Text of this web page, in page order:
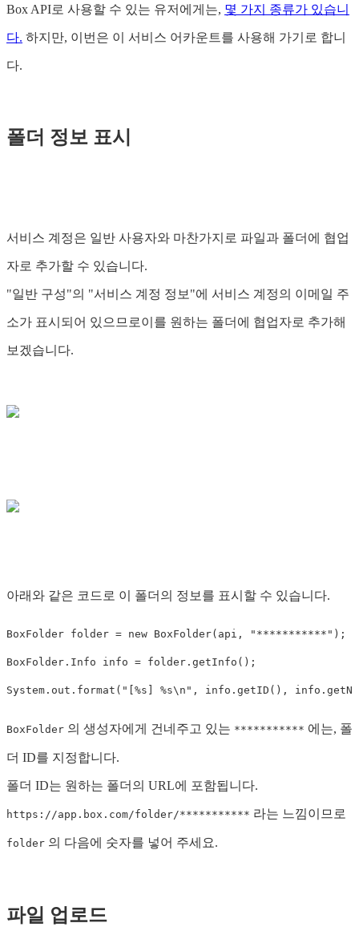
Box API로 사용할 수 있는 유저에게는, 몇 가지 종류가 있습니
다. 하지만, 이번은 이 서비스 어카운트를 사용해 가기로 합니
다.
폴더 정보 표시
서비스 계정은 일반 사용자와 마찬가지로 파일과 폴더에 협업
자로 추가할 수 있습니다.
"일반 구성"의 "서비스 계정 정보"에 서비스 계정의 이메일 주
소가 표시되어 있으므로이를 원하는 폴더에 협업자로 추가해
보겠습니다.
아래와 같은 코드로 이 폴더의 정보를 표시할 수 있습니다.
BoxFolder folder = new BoxFolder( api , "***********" );
BoxFolder . Info info = folder . getInfo ();
System . out . format ( "[%s] %s\n" , info . getID (), info .
BoxFolder 의 생성자에게 건네주고 있는 *********** 에는, 폴
더 ID를 지정합니다.
폴더 ID는 원하는 폴더의 URL에 포함됩니다.
https://app.box.com/folder/*********** 라는 느낌이므로
folder 의 다음에 숫자를 넣어 주세요.
파일 업로드